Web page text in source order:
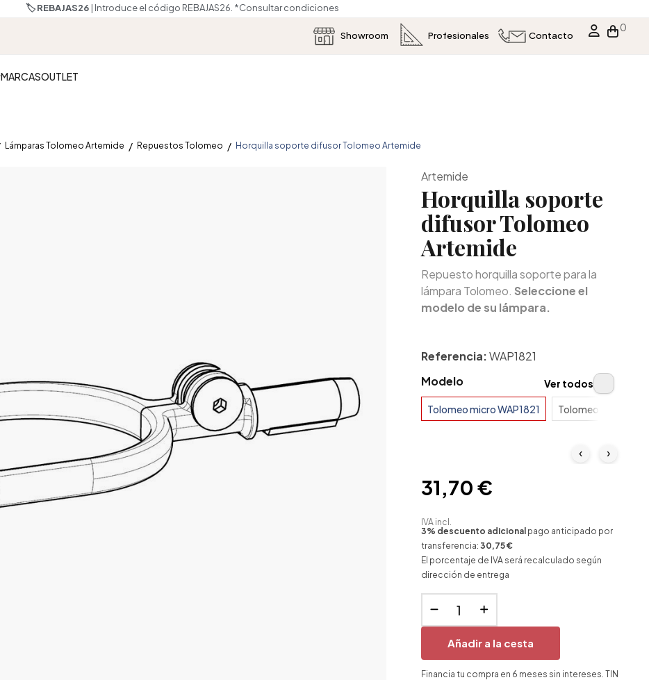
🏷️ REBAJAS26| Introduce el código REBAJAS26. *Consultar condiciones
Showroom Profesionales Contacto
0
MARCASOUTLET
Lámparas Tolomeo Artemide Repuestos Tolomeo Horquilla soporte difusor Tolomeo Artemide
Artemide
Horquilla soporte
difusor Tolomeo
Artemide
Repuesto horquilla soporte para la
lámpara Tolomeo. Seleccione el
modelo de su lámpara.
Referencia:WAP1821
Modelo
Tolomeo micro WAP1821 Tolomeo mini-
‹ ›
Ver todos
31,70 €
IVA incl.
3% descuento adicional pago anticipado por
transferencia: 30,75 €
El porcentaje de IVA será recalculado según
dirección de entrega
Añadir a la cesta
Financia tu compra en 6 meses sin intereses. TIN